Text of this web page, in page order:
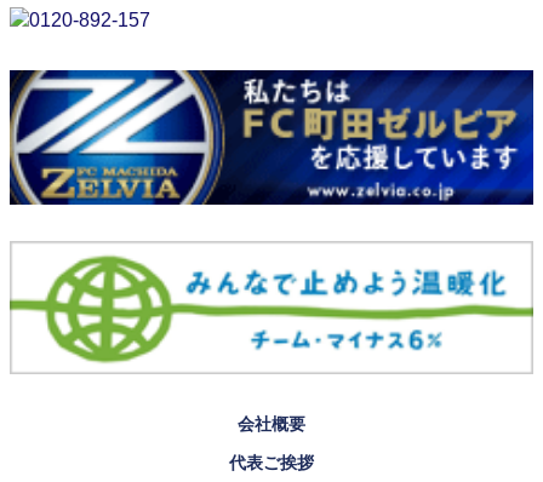
会社概要
代表ご挨拶